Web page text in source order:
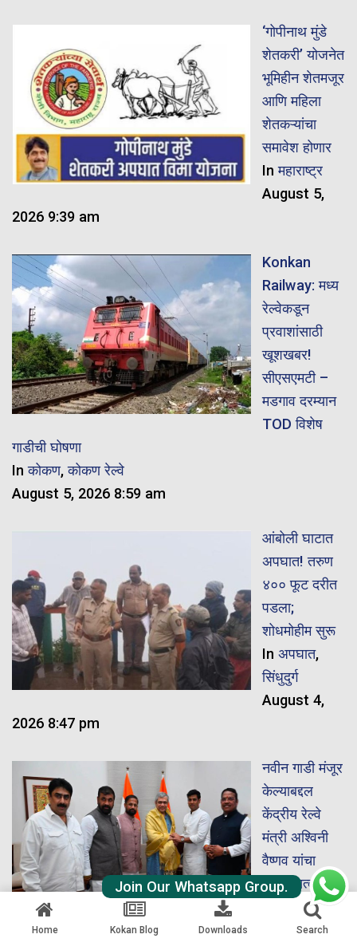
‘गोपीनाथ मुंडे
शेतकरी’ योजनेत
भूमिहीन शेतमजूर
आणि महिला
शेतकऱ्यांचा
समावेश होणार
Inमहाराष्ट्र
August 5,
2026 9:39 am
Konkan
Railway: मध्य
रेल्वेकडून
प्रवाशांसाठी
खूशखबर!
सीएसएमटी –
मडगाव दरम्यान
TOD विशेष
गाडीची घोषणा
Inकोकण,कोकण रेल्वे
August 5, 2026 8:59 am
आंबोली घाटात
अपघात! तरुण
४०० फूट दरीत
पडला;
शोधमोहीम सुरू
In अपघात,
सिंधुदुर्ग
August 4,
2026 8:47 pm
नवीन गाडी मंजूर
केल्याबद्दल
केंद्रीय रेल्वे
मंत्री अश्विनी
वैष्णव यांचा
विशेष सत्कार
कोकण,
कोकण रेल्वे
Home Kokan Blog Downloads Search
Join Our Whatsapp Group.